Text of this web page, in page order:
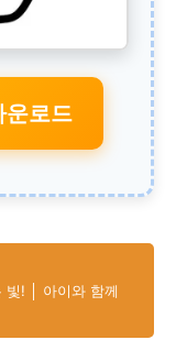
로드
빛! │ 아이와 함께